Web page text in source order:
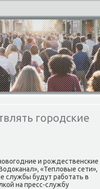
городские
и рождественские
«Теплοвые сети»,
службы будут работать в
на пресс-службу